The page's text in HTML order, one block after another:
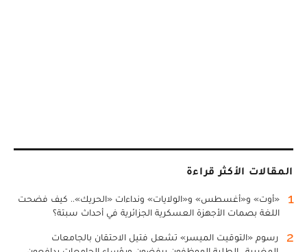
المقالات الأكثر قراءة
1
«أوت» و«أغسطس» و«الولايات» ونداءات «الحريك».. كيف فضحت
اللغة بصمات الأجهزة العسكرية الجزائرية في أحداث سبتة؟
2
رسوم «التوقيت الميسر» تشعل فتيل الاحتقان بالجامعات